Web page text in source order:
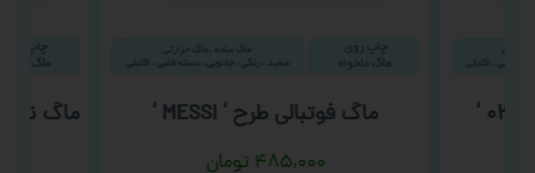
ماگ فوتبالی طرح ‘ MESSI ‘
۴۸۵,۰۰۰ تومان